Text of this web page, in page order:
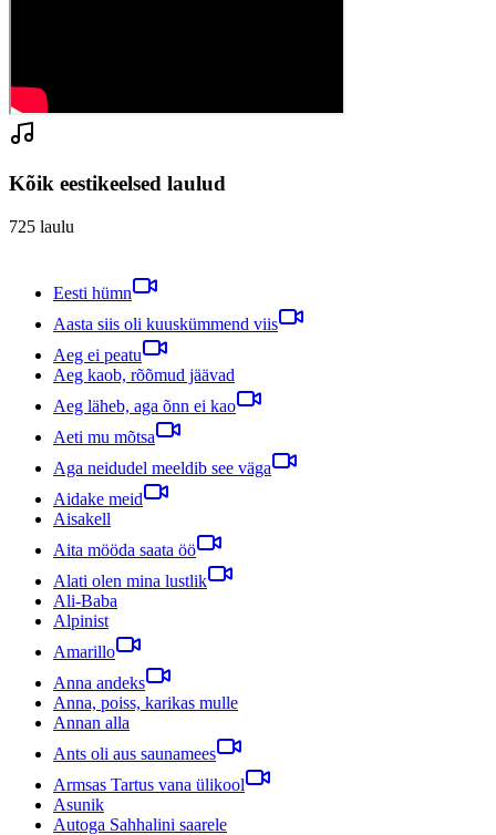
Kõik eestikeelsed laulud
725 laulu
Eesti hümn
Aasta siis oli kuuskümmend viis
Aeg ei peatu
Aeg kaob, rõõmud jäävad
Aeg läheb, aga õnn ei kao
Aeti mu mõtsa
Aga neidudel meeldib see väga
Aidake meid
Aisakell
Aita mööda saata öö
Alati olen mina lustlik
Ali-Baba
Alpinist
Amarillo
Anna andeks
Anna, poiss, karikas mulle
Annan alla
Ants oli aus saunamees
Armsas Tartus vana ülikool
Asunik
Autoga Sahhalini saarele